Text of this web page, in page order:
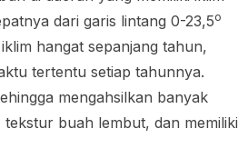
dari garis lintang 0-23,5o
hangat sepanjang tahun,
tertentu setiap tahunnya.
mengahsilkan banyak
buah lembut, dan memiliki